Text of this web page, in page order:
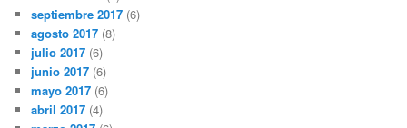
septiembre 2017 (6)
agosto 2017 (8)
julio 2017 (6)
junio 2017 (6)
mayo 2017 (6)
abril 2017 (4)